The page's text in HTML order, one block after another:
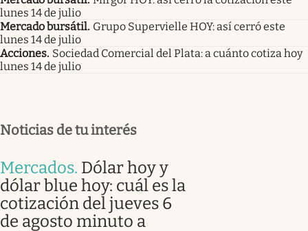
lunes 14 de julio
Mercado bursátil. Grupo Supervielle HOY: así cerró este
lunes 14 de julio
Acciones. Sociedad Comercial del Plata: a cuánto cotiza hoy
lunes 14 de julio
Noticias de tu interés
Mercados. Dólar hoy y
dólar blue hoy: cuál es la
cotización del jueves 6
de agosto minuto a